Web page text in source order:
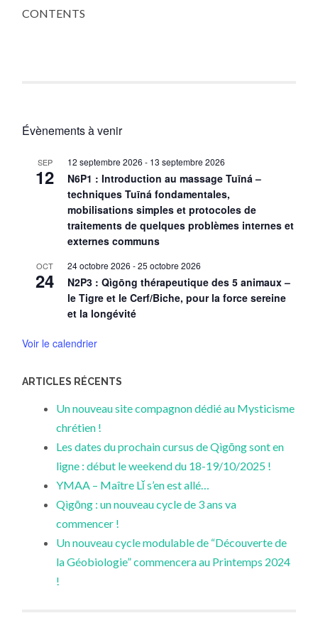
CONTENTS
Évènements à venir
SEP
12
12 septembre 2026 - 13 septembre 2026
N6P1 : Introduction au massage Tuīná –
techniques Tuīná fondamentales,
mobilisations simples et protocoles de
traitements de quelques problèmes internes et
externes communs
OCT
24
24 octobre 2026 -25 octobre 2026
N2P3 : Qìgōng thérapeutique des 5 animaux –
le Tigre et le Cerf/Biche, pour la force sereine
et la longévité
Voir le calendrier
ARTICLES RÉCENTS
Un nouveau site compagnon dédié au Mysticisme
chrétien !
Les dates du prochain cursus de Qìgōng sont en
ligne : début le weekend du 18-19/10/2025 !
YMAA – Maître Lǐ s’en est allé…
Qìgōng : un nouveau cycle de 3 ans va
commencer !
Un nouveau cycle modulable de “Découverte de
la Géobiologie” commencera au Printemps 2024
!